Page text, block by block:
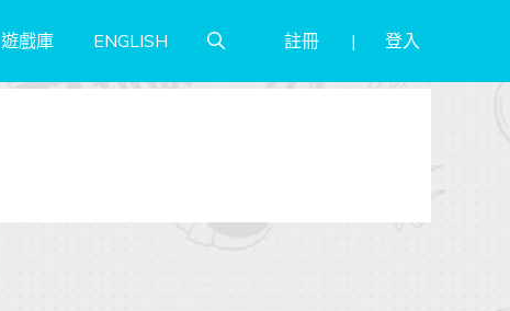
遊戲庫 ENGLISH 註冊 登入